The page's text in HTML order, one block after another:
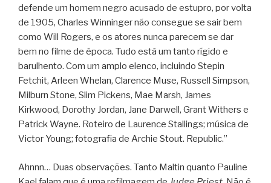
defende um homem negro acusado de estupro, por volta
de 1905, Charles Winninger não consegue se sair bem
como Will Rogers, e os atores nunca parecem se dar
bem no filme de época. Tudo está um tanto rígido e
barulhento. Com um amplo elenco, incluindo Stepin
Fetchit, Arleen Whelan, Clarence Muse, Russell Simpson,
Milburn Stone, Slim Pickens, Mae Marsh, James
Kirkwood, Dorothy Jordan, Jane Darwell, Grant Withers e
Patrick Wayne. Roteiro de Laurence Stallings; música de
Victor Young; fotografia de Archie Stout. Republic.”
Ahnnn… Duas observações. Tanto Maltin quanto Pauline